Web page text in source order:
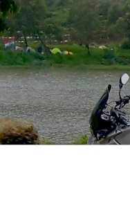
Skip
to
content